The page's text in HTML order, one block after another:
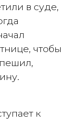
в суде,
чтобы
к